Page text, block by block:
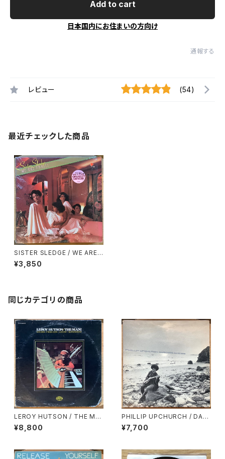
Add to cart
日本国内にお住まいの方向け
通報する
レビュー (54)
最近チェックした商品
SISTER SLEDGE / WE ARE F
AMILY
¥3,850
同じカテゴリの商品
LEROY HUTSON / THE MA
N!
¥8,800
PHILLIP UPCHURCH / DAR
KNESS, DARKNESS
¥7,700